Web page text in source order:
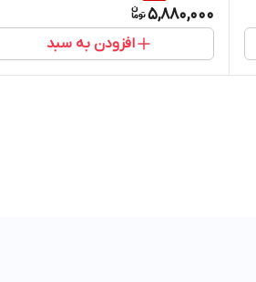
5,880,000
افزودن به سبد